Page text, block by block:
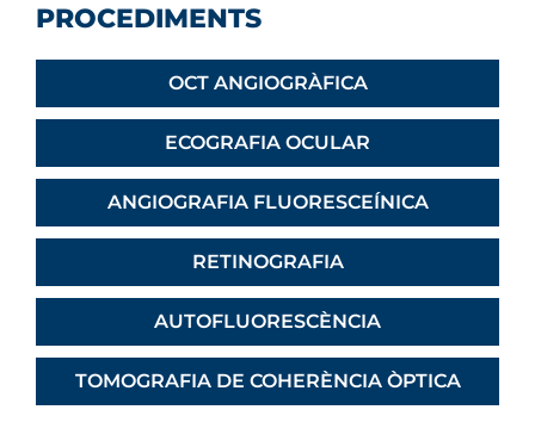
PROCEDIMENTS
OCT ANGIOGRÀFICA
ECOGRAFIA OCULAR
ANGIOGRAFIA FLUORESCEÍNICA
RETINOGRAFIA
AUTOFLUORESCÈNCIA
TOMOGRAFIA DE COHERÈNCIA ÒPTICA